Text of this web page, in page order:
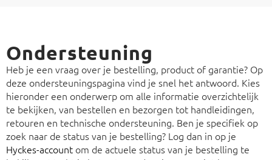
Ondersteuning
Heb je een vraag over je bestelling, product of garantie? Op
deze ondersteuningspagina vind je snel het antwoord. Kies
hieronder een onderwerp om alle informatie overzichtelijk
te bekijken, van bestellen en bezorgen tot handleidingen,
retouren en technische ondersteuning. Ben je specifiek op
zoek naar de status van je bestelling? Log dan in op je
Hyckes-account om de actuele status van je bestelling te